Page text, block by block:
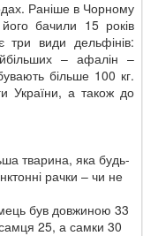
Раніше в Чорному
бачили 15 років
види дельфінів:
– афалін –
більше 100 кг.
України, а також до
тварина, яка будь-
рачки – чи не
був довжиною 33
25, а самки 30